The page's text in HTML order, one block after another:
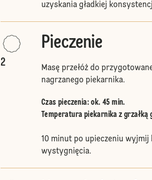
uzyskania gładkiej
2
Pieczenie
Masę przełóż do
nagrzanego piekarnika.
Czas pieczenia: ok. 45 min.
Temperatura piekarnika z grzałką
10 minut po upieczeniu
wystygnięcia.